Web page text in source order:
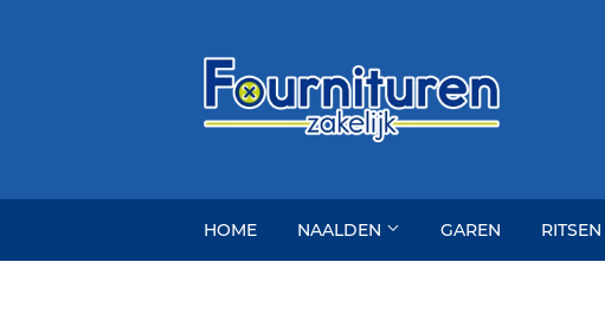
HOME NAALDEN GAREN RITSEN